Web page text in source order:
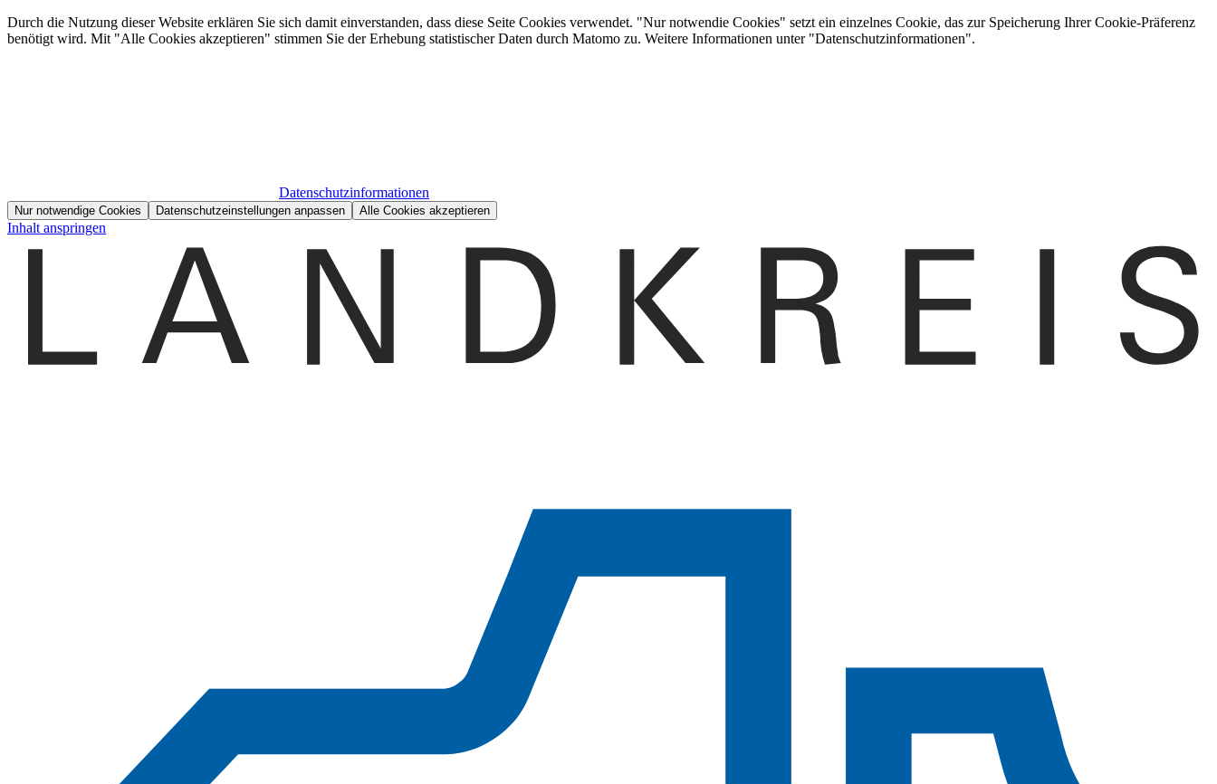
Durch die Nutzung dieser Website erklären Sie sich damit einverstanden, dass diese Seite Cookies verwendet. "Nur notwendie Cookies" setzt ein einzelnes Cookie, das zur Speicherung Ihrer Cookie-Präferenz
benötigt wird. Mit "Alle Cookies akzeptieren" stimmen Sie der Erhebung statistischer Daten durch Matomo zu. Weitere Informationen unter "Datenschutzinformationen".
Datenschutzinformationen
Nur notwendige Cookies Datenschutzeinstellungen anpassen Alle Cookies akzeptieren
Inhalt anspringen